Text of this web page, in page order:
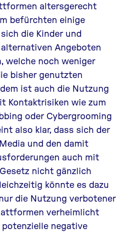
altersgerecht
befürchten einige
die Kinder und
Angeboten
welche noch weniger
bisher genutzten
ist auch die Nutzung
Kontaktrisiken wie zum
oder Cybergrooming
also klar, dass sich der
und den damit
auch mit
nicht gänzlich
könnte es dazu
die Nutzung verbotener
verheimlicht
negative